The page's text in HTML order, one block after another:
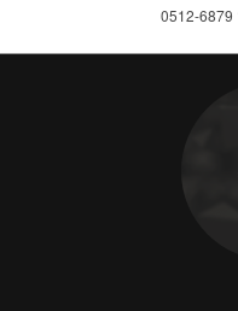
0512-6879